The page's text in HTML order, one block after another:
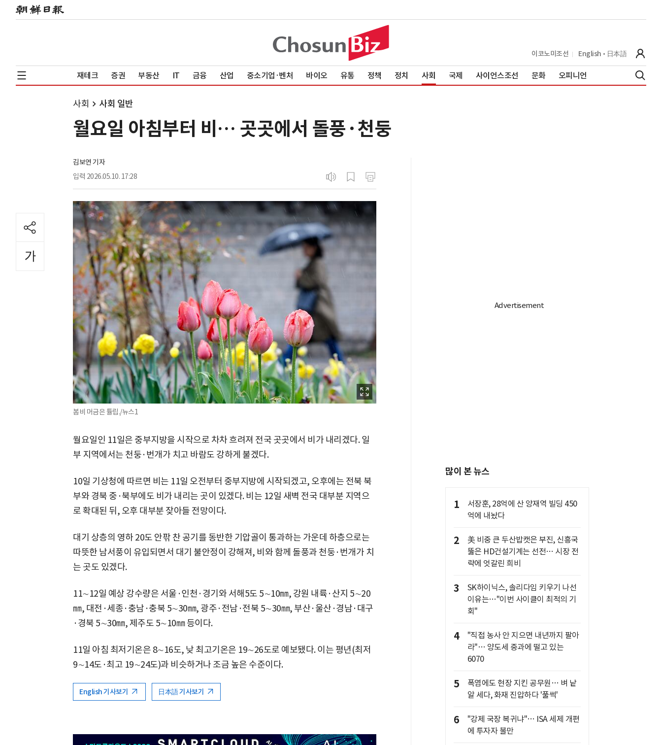
이코노미조선 English 日本語
재테크 증권 부동산 IT 금융 산업 중소기업·벤처 바이오 유통 정책 정치 사회 국제 사이언스조선 문화 오피니언
사회 사회 일반
월요일 아침부터 비… 곳곳에서 돌풍·천둥
김보연 기자
입력 2026.05.10. 17:28
봄비 머금은 튤립./뉴스1
월요일인 11일은 중부지방을 시작으로 차차 흐려져 전국 곳곳에서 비가 내리겠다. 일
부 지역에서는 천둥·번개가 치고 바람도 강하게 불겠다.
10일 기상청에 따르면 비는 11일 오전부터 중부지방에 시작되겠고, 오후에는 전북 북
부와 경북 중·북부에도 비가 내리는 곳이 있겠다. 비는 12일 새벽 전국 대부분 지역으
로 확대된 뒤, 오후 대부분 잦아들 전망이다.
대기 상층의 영하 20도 안팎 찬 공기를 동반한 기압골이 통과하는 가운데 하층으로는
따뜻한 남서풍이 유입되면서 대기 불안정이 강해져, 비와 함께 돌풍과 천둥·번개가 치
는 곳도 있겠다.
11∼12일 예상 강수량은 서울·인천·경기와 서해5도 5∼10㎜, 강원 내륙·산지 5∼20
㎜, 대전·세종·충남·충북 5∼30㎜, 광주·전남·전북 5∼30㎜, 부산·울산·경남·대구
·경북 5∼30㎜, 제주도 5∼10㎜ 등이다.
11일 아침 최저기온은 8∼16도, 낮 최고기온은 19∼26도로 예보됐다. 이는 평년(최저
9∼14도·최고 19∼24도)과 비슷하거나 조금 높은 수준이다.
English 기사보기 日本語 기사보기
많이 본 뉴스
1
서장훈, 28억에 산 양재역 빌딩 450
억에 내놨다
2
美 비중 큰 두산밥캣은 부진, 신흥국
뚫은 HD건설기계는 선전… 시장 전
략에 엇갈린 희비
3
SK하이닉스, 솔리다임 키우기 나선
이유는…"이번 사이클이 최적의 기
회"
4
"직접 농사 안 지으면 내년까지 팔아
라"… 양도세 중과에 떨고 있는
6070
5
폭염에도 현장 지킨 공무원… 벼 낱
알 세다, 화재 진압하다 '풀썩'
6
"강제 국장 복귀냐"… ISA 세제 개편
에 투자자 불만